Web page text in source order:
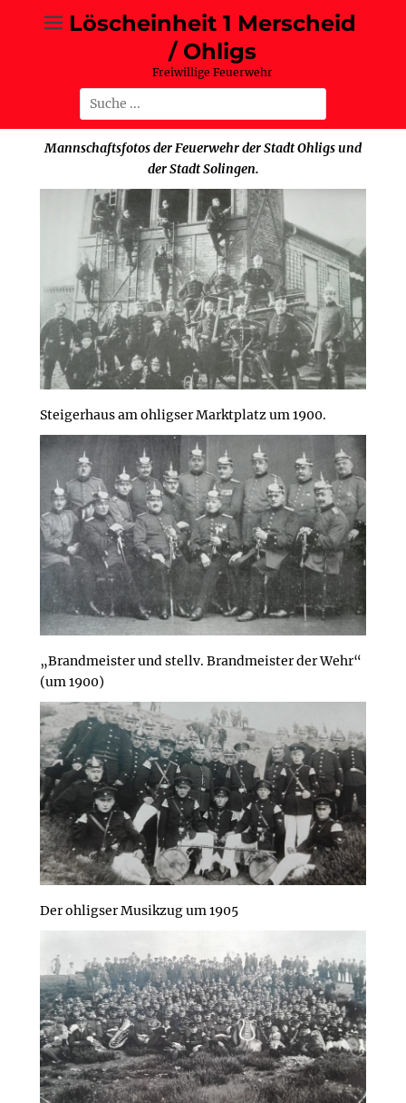
Löscheinheit 1 Merscheid
/ Ohligs
Freiwillige Feuerwehr
Suche
nach:
Mannschaftsfotos der Feuerwehr der Stadt Ohligs und
der Stadt Solingen.
Steigerhaus am ohligser Marktplatz um 1900.
„Brandmeister und stellv. Brandmeister der Wehr“
(um 1900)
Der ohligser Musikzug um 1905